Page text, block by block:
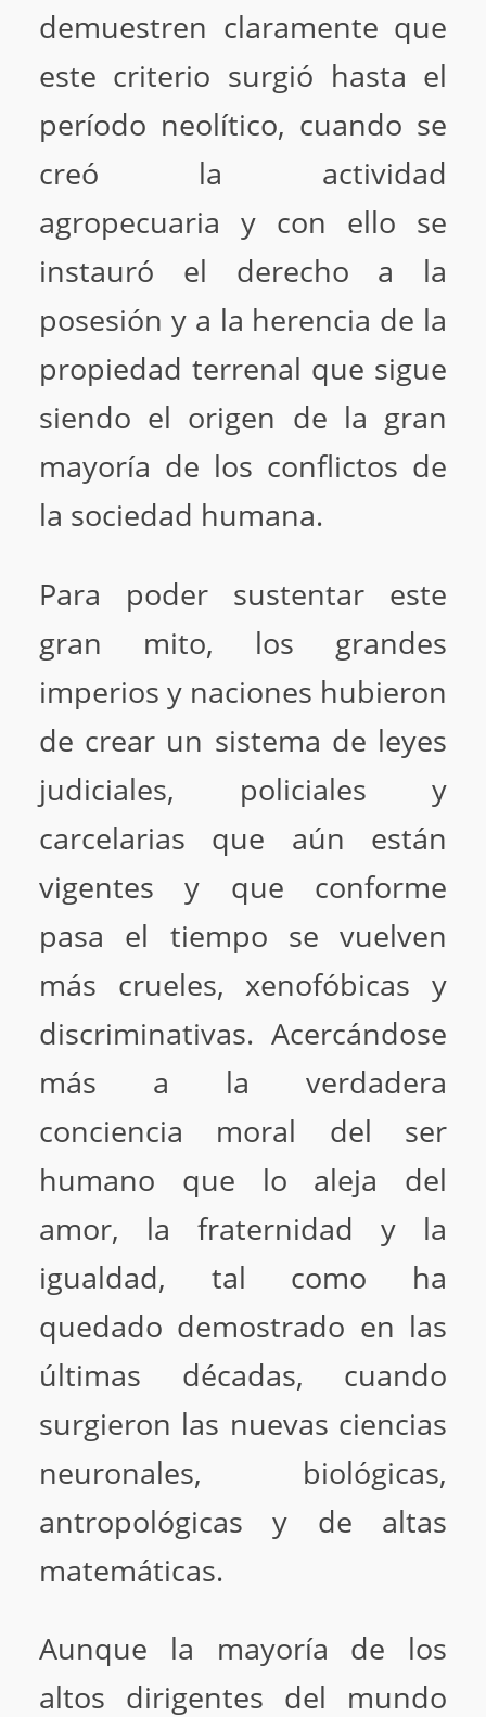
demuestren claramente que
este criterio surgió hasta el
período neolítico, cuando se
creó la actividad
agropecuaria y con ello se
instauró el derecho a la
posesión y a la herencia de la
propiedad terrenal que sigue
siendo el origen de la gran
mayoría de los conflictos de
la sociedad humana.
Para poder sustentar este
gran mito, los grandes
imperios y naciones hubieron
de crear un sistema de leyes
judiciales, policiales y
carcelarias que aún están
vigentes y que conforme
pasa el tiempo se vuelven
más crueles, xenofóbicas y
discriminativas. Acercándose
más a la verdadera
conciencia moral del ser
humano que lo aleja del
amor, la fraternidad y la
igualdad, tal como ha
quedado demostrado en las
últimas décadas, cuando
surgieron las nuevas ciencias
neuronales, biológicas,
antropológicas y de altas
matemáticas.
Aunque la mayoría de los
altos dirigentes del mundo